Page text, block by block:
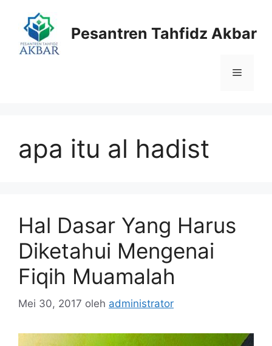
Pesantren Tahfidz Akbar
Menu
apa itu al hadist
Hal Dasar Yang Harus
Diketahui Mengenai
Fiqih Muamalah
Mei 30, 2017 oleh administrator